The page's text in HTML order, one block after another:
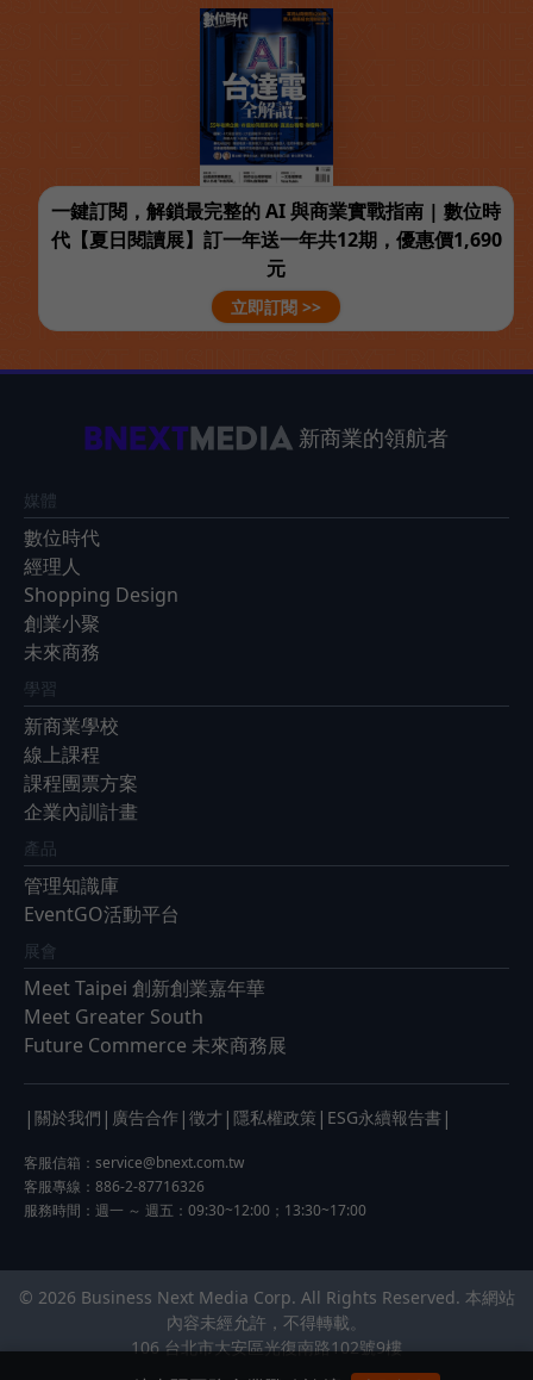
一鍵訂閱，解鎖最完整的 AI 與商業實戰指南 | 數位時
代【夏日閱讀展】訂一年送一年共12期，優惠價1,690
元
立即訂閱 >>
新商業的領航者
媒體
數位時代
經理人
Shopping Design
創業小聚
未來商務
學習
新商業學校
線上課程
課程團票方案
企業內訓計畫
產品
管理知識庫
EventGO活動平台
展會
Meet Taipei 創新創業嘉年華
Meet Greater South
Future Commerce 未來商務展
| 關於我們 | 廣告合作 | 徵才 | 隱私權政策 | ESG永續報告書 |
客服信箱： service@bnext.com.tw
客服專線：886-2-87716326
服務時間：週一 ～ 週五：09:30~12:00；13:30~17:00
© 2026 Business Next Media Corp. All Rights Reserved. 本網站
內容未經允許，不得轉載。
106 台北市大安區光復南路102號9樓